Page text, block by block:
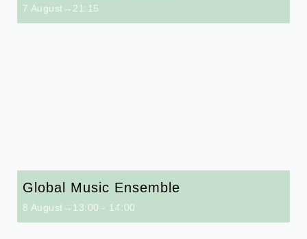
7 August→21:15
Global Music Ensemble
8 August→13:00 - 14:00